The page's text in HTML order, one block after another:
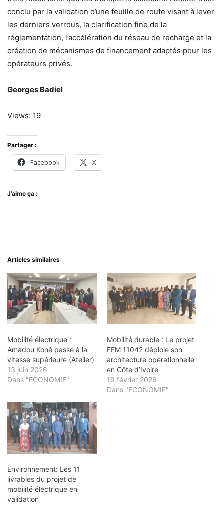
conclu par la validation d’une feuille de route visant à lever
les derniers verrous, la clarification fine de la
réglementation, l’accélération du réseau de recharge et la
création de mécanismes de financement adaptés pour les
opérateurs privés.
Georges Badiel
Views: 19
Partager :
Facebook X
J’aime ça :
Articles similaires
Mobilité électrique :
Amadou Koné passe à la
vitesse supérieure (Atelier)
13 juin 2026
Dans "ECONOMIE"
Mobilité durable : Le projet
FEM 11042 déploie son
architecture opérationnelle
en Côte d’Ivoire
19 février 2026
Dans "ECONOMIE"
Environnement: Les 11
livrables du projet de
mobilité électrique en
validation